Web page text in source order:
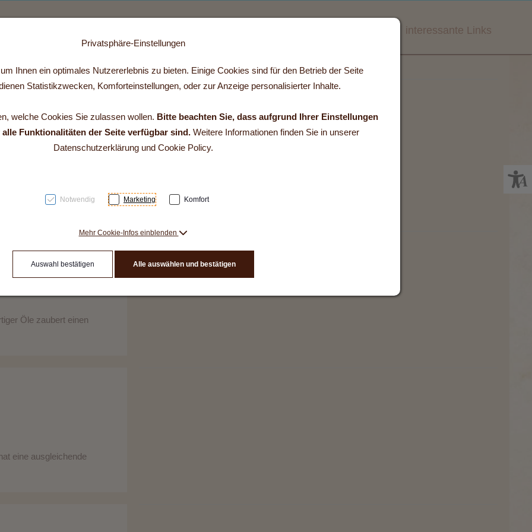
Üble Schlucht Winterbilder
interessante Links
natürlich mit unserem
hochwertiger Öle
Öle zaubert einen
eine ausgleichende
Privatsphäre-Einstellungen
Ihnen ein optimales Nutzererlebnis zu bieten. Einige Cookies sind für den Betrieb der Seite
Statistikzwecken, Komforteinstellungen, oder zur Anzeige personalisierter Inhalte.
welche Cookies Sie zulassen wollen. Bitte beachten Sie, dass aufgrund Ihrer Einstellungen
Funktionalitäten der Seite verfügbar sind.Weitere Informationen finden Sie in unserer
Datenschutzerklärung und Cookie Policy.
Notwendig Marketing Komfort
Mehr Cookie-Infos einblenden
Auswahl bestätigen Alle auswählen und bestätigen